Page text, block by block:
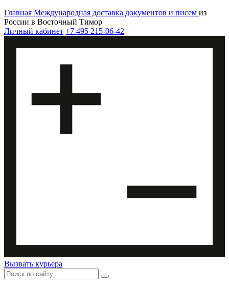
Главная Международная доставка документов и писем из
России в Восточный Тимор
Личный кабинет +7 495 215-06-42
Вызвать курьера